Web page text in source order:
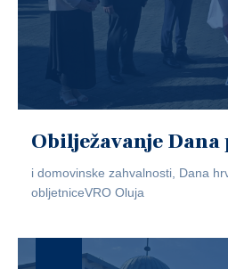
Obilježavanje Dana
i domovinske zahvalnosti, Dana
obljetniceVRO Oluja